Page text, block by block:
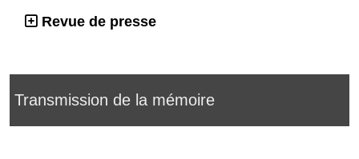
Revue de presse
Transmission de la mémoire